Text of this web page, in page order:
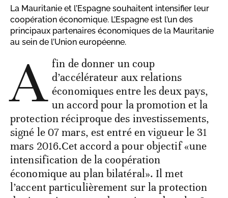
La Mauritanie et l’Espagne souhaitent intensifier leur
coopération économique. L’Espagne est l’un des
principaux partenaires économiques de la Mauritanie
au sein de l’Union européenne.
A fin de donner un coup
d’accélérateur aux relations
économiques entre les deux pays,
un accord pour la promotion et la
protection réciproque des investissements,
signé le 07 mars, est entré en vigueur le 31
mars 2016.Cet accord a pour objectif «une
intensification de la coopération
économique au plan bilatéral». Il met
l’accent particulièrement sur la protection